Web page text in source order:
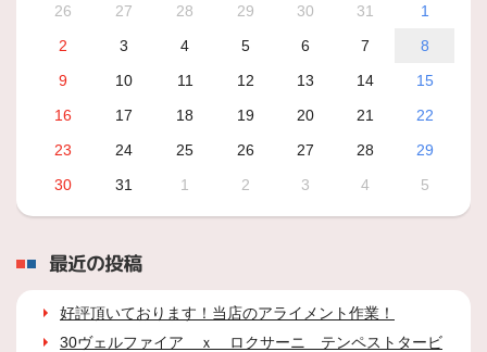
26
27 28 29 30 31
1
2
3 4 5 6 7
8
9
10 11 12 13 14
15
16
17 18 19 20 21
22
23
24 25 26 27 28
29
30
31 1 2 3 4 5
最近の投稿
好評頂いております！当店のアライメント作業！
30ヴェルファイア ｘ ロクサーニ テンペストタービ